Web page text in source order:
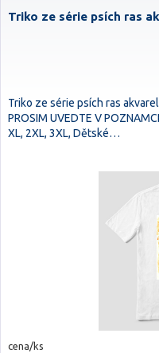
Triko ze série psích ras
Triko ze série psích ras
PROSIM UVEDTE V
XL, 2XL, 3XL, Dětské…
cena/ks